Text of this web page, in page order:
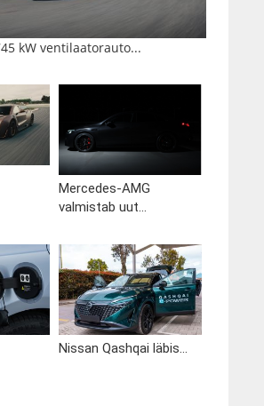
kW ventilaatorauto...
Mercedes-AMG
valmistab uut...
Nissan Qashqai läbis...